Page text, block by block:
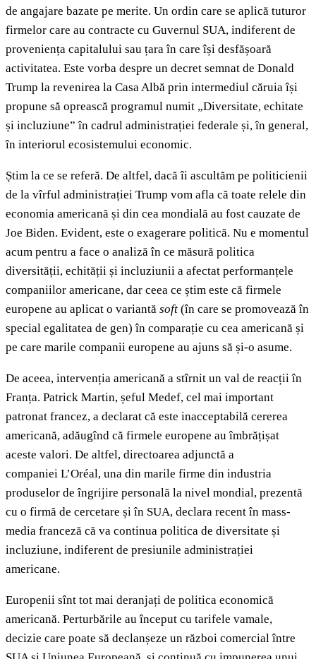
de angajare bazate pe merite. Un ordin care se aplică tuturor
firmelor care au contracte cu Guvernul SUA, indiferent de
proveniența capitalului sau țara în care își desfășoară
activitatea. Este vorba despre un decret semnat de Donald
Trump la revenirea la Casa Albă prin intermediul căruia își
propune să oprească programul numit „Diversitate, echitate
și incluziune” în cadrul administrației federale și, în general,
în interiorul ecosistemului economic.
Știm la ce se referă. De altfel, dacă îi ascultăm pe politicienii
de la vîrful administrației Trump vom afla că toate relele din
economia americană și din cea mondială au fost cauzate de
Joe Biden. Evident, este o exagerare politică. Nu e momentul
acum pentru a face o analiză în ce măsură politica
diversității, echității și incluziunii a afectat performanțele
companiilor americane, dar ceea ce știm este că firmele
europene au aplicat o variantă soft (în care se promovează în
special egalitatea de gen) în comparație cu cea americană și
pe care marile companii europene au ajuns să și-o asume.
De aceea, intervenția americană a stîrnit un val de reacții în
Franța. Patrick Martin, șeful Medef, cel mai important
patronat francez, a declarat că este inacceptabilă cererea
americană, adăugînd că firmele europene au îmbrățișat
aceste valori. De altfel, directoarea adjunctă a
companiei L’Oréal, una din marile firme din industria
produselor de îngrijire personală la nivel mondial, prezentă
cu o firmă de cercetare și în SUA, declara recent în mass-
media franceză că va continua politica de diversitate și
incluziune, indiferent de presiunile administrației
americane.
Europenii sînt tot mai deranjați de politica economică
americană. Perturbările au început cu tarifele vamale,
decizie care poate să declanșeze un război comercial între